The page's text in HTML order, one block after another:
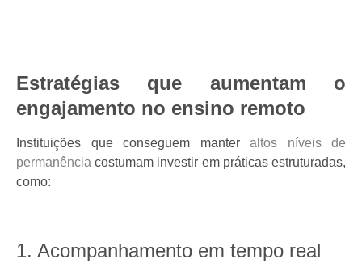
Estratégias que aumentam o
engajamento no ensino remoto
Instituições que conseguem manter altos níveis de
permanência costumam investir em práticas estruturadas,
como:
1. Acompanhamento em tempo real